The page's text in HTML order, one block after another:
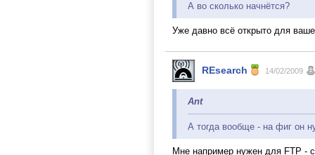
А во сколько начнётся?
Уже давно всё открыто для
REsearch 14/02/2009
Ant
А тогда вообще - на фиг он
Мне например нужен для FTP -